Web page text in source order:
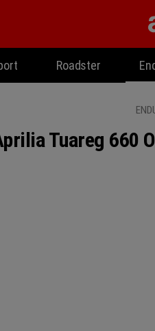
Roadster
Tuareg 660